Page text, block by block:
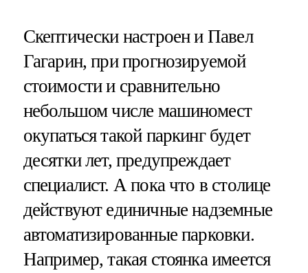
Скептически настроен и Павел
Гагарин, при прогнозируемой
стоимости и сравнительно
небольшом числе машиномест
окупаться такой паркинг будет
десятки лет, предупреждает
специалист. А пока что в столице
действуют единичные надземные
автоматизированные парковки.
Например, такая стоянка имеется